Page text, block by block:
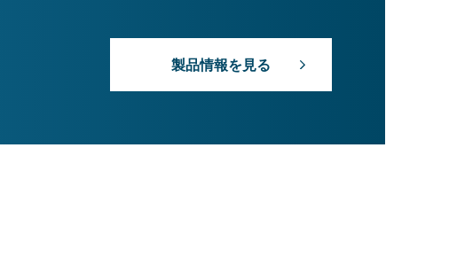
製品情報を見る